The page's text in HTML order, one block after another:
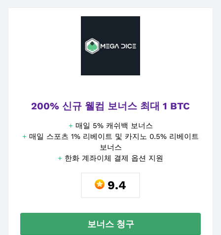
200% 신규 웰컴 보너스 최대 1 BTC
+ 매일 5% 캐쉬백 보너스
+ 매일 스포츠 1% 리베이트 및 카지노 0.5% 리베이트
보너스
+ 한화 계좌이체 결제 옵션 지원
9.4
보너스 청구